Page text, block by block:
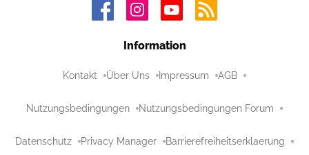
Information
Kontakt Über Uns Impressum AGB
Nutzungsbedingungen Nutzungsbedingungen Forum
Datenschutz Privacy Manager Barrierefreiheitserklaerung